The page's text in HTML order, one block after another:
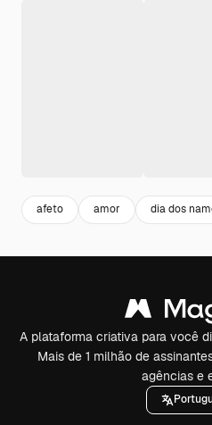
afeto amor dia dos
A plataforma criativa para você
Mais de 1 milhão de
agências e